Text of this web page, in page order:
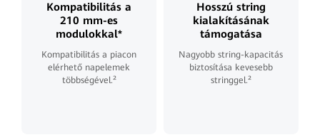
Kompatibilitás a
210 mm-es
modulokkal*
Kompatibilitás a piacon
elérhető napelemek
többségével.²
Hosszú string
kialakításának
támogatása
Nagyobb string-kapacitás
biztosítása kevesebb
stringgel.²